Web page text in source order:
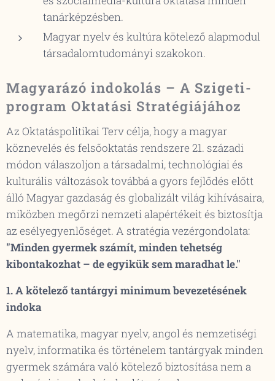
tanárképzésben.
Magyar nyelv és kultúra kötelező alapmodul
társadalomtudományi szakokon.
Magyarázó indokolás – A Szigeti-
program Oktatási Stratégiájához
Az Oktatáspolitikai Terv célja, hogy a magyar
köznevelés és felsőoktatás rendszere 21. századi
módon válaszoljon a társadalmi, technológiai és
kulturális változások továbbá a gyors fejlődés előtt
álló Magyar gazdaság és globalizált világ kihívásaira,
miközben megőrzi nemzeti alapértékeit és biztosítja
az esélyegyenlőséget. A stratégia vezérgondolata:
"Minden gyermek számít, minden tehetség
kibontakozhat – de egyikük sem maradhat le."
1. A kötelező tantárgyi minimum bevezetésének
indoka
A matematika, magyar nyelv, angol és nemzetiségi
nyelv, informatika és történelem tantárgyak minden
gyermek számára való kötelező biztosítása nem a